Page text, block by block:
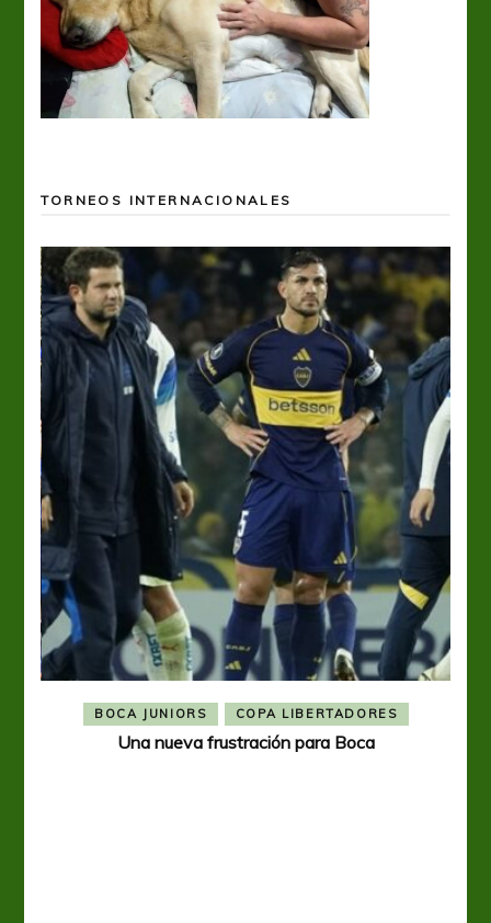
TORNEOS INTERNACIONALES
BOCA JUNIORS COPA LIBERTADORES
Una nueva frustración para Boca